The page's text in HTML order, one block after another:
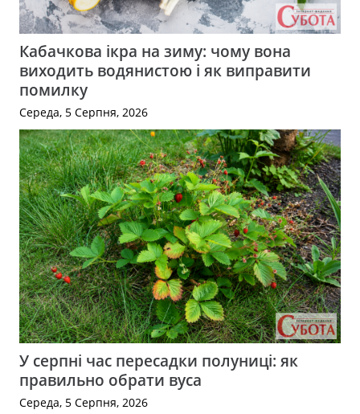
Кабачкова ікра на зиму: чому вона
виходить водянистою і як виправити
помилку
Середа, 5 Серпня, 2026
У серпні час пересадки полуниці: як
правильно обрати вуса
Середа, 5 Серпня, 2026